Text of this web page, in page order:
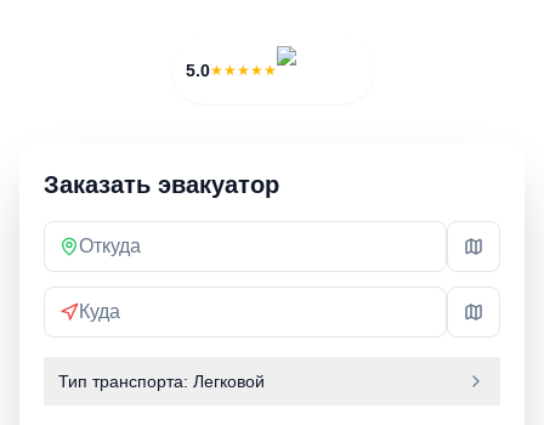
5.0★★★★★
Заказать эвакуатор
Тип транспорта: Легковой